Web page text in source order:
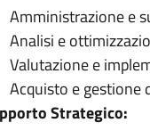
Amministrazione e
Analisi e
Valutazione e
Acquisto e gestione
Strategico: